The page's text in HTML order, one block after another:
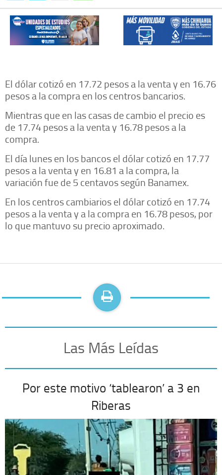
El dólar cotizó en 17.72 pesos a la venta y en 16.76
pesos a la compra en los centros bancarios.
Mientras que en las casas de cambio el precio es
de 17.74 pesos a la venta y 16.78 pesos a la
compra.
El día lunes en los bancos el dólar cotizó en 17.77
pesos a la venta y en 16.81 a la compra, la
variación fue de 5 centavos según Banamex.
En los centros cambiarios el dólar cotizó en 17.74
pesos a la venta y a la compra en 16.78 pesos, por
lo que mantuvo su precio aproximado.
Las Más Leídas
Por este motivo ‘tablearon’ a 3 en
Riberas